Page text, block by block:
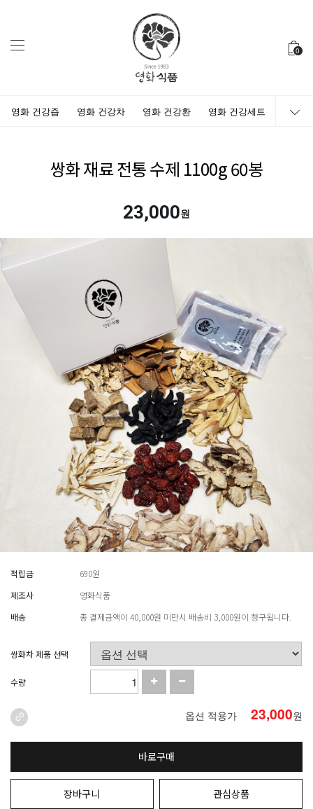
0
영화 건강즙 영화 건강차 영화 건강환 영화 건강세트
쌍화 재료 전통 수제 1100g 60봉
23,000원
적립금
690원
제조사
영화식품
배송
총 결제금액이 40,000원 미만시 배송비 3,000원이 청구됩니다.
쌍화차 제품 선택
수량
옵션 적용가 23,000원
바로구매
장바구니 관심상품